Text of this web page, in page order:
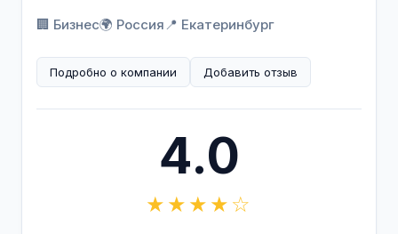
🏢 Бизнес🌍 Россия📍 Екатеринбург
Подробно о компании Добавить отзыв
4.0
★★★★☆